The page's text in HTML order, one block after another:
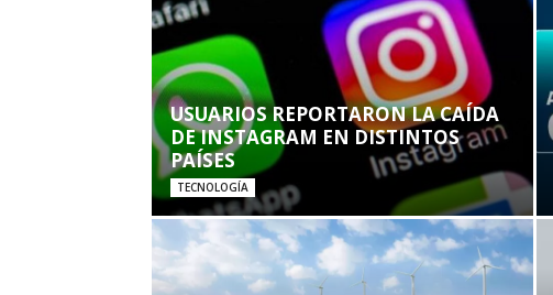
USUARIOS REPORTARON LA CAÍDA
DE INSTAGRAM EN DISTINTOS
PAÍSES
TECNOLOGÍA